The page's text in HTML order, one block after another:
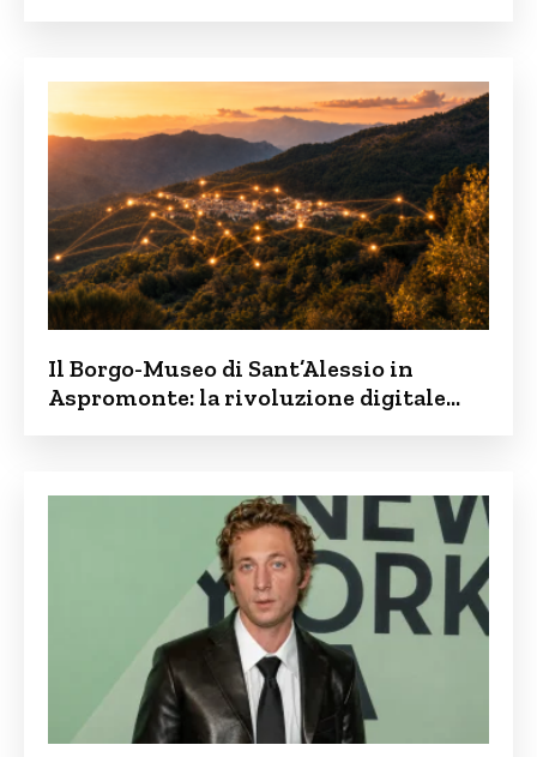
Il Borgo-Museo di Sant’Alessio in
Aspromonte: la rivoluzione digitale